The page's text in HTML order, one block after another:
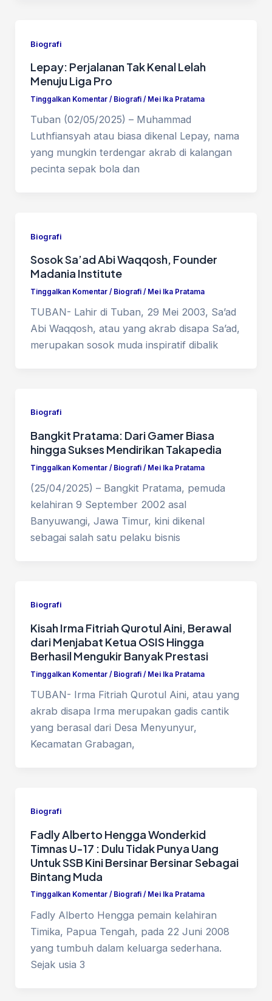
Biografi
Lepay: Perjalanan Tak Kenal Lelah
Menuju Liga Pro
Tinggalkan Komentar / Biografi/ Mei Ika Pratama
Tuban (02/05/2025) – Muhammad
Luthfiansyah atau biasa dikenal Lepay, nama
yang mungkin terdengar akrab di kalangan
pecinta sepak bola dan
Biografi
Sosok Sa’ad Abi Waqqosh, Founder
Madania Institute
Tinggalkan Komentar / Biografi/ Mei Ika Pratama
TUBAN- Lahir di Tuban, 29 Mei 2003, Sa’ad
Abi Waqqosh, atau yang akrab disapa Sa’ad,
merupakan sosok muda inspiratif dibalik
Biografi
Bangkit Pratama: Dari Gamer Biasa
hingga Sukses Mendirikan Takapedia
Tinggalkan Komentar / Biografi/ Mei Ika Pratama
(25/04/2025) – Bangkit Pratama, pemuda
kelahiran 9 September 2002 asal
Banyuwangi, Jawa Timur, kini dikenal
sebagai salah satu pelaku bisnis
Biografi
Kisah Irma Fitriah Qurotul Aini, Berawal
dari Menjabat Ketua OSIS Hingga
Berhasil Mengukir Banyak Prestasi
Tinggalkan Komentar / Biografi/ Mei Ika Pratama
TUBAN- Irma Fitriah Qurotul Aini, atau yang
akrab disapa Irma merupakan gadis cantik
yang berasal dari Desa Menyunyur,
Kecamatan Grabagan,
Biografi
Fadly Alberto Hengga Wonderkid
Timnas U-17 : Dulu Tidak Punya Uang
Untuk SSB Kini Bersinar Bersinar Sebagai
Bintang Muda
Tinggalkan Komentar / Biografi/ Mei Ika Pratama
Fadly Alberto Hengga pemain kelahiran
Timika, Papua Tengah, pada 22 Juni 2008
yang tumbuh dalam keluarga sederhana.
Sejak usia 3